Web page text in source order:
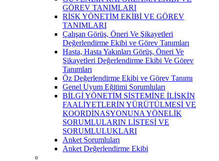
GÖREV TANIMLARI
RİSK YÖNETİM EKİBİ VE GÖREV
TANIMLARI
Çalışan Görüş, Öneri Ve Şikayetleri
Değerlendirme Ekibi ve Görev Tanımları
Hasta, Hasta Yakınları Görüş, Öneri Ve
Şikayetleri Değerlendirme Ekibi Ve Görev
Tanımları
Öz Değerlendirme Ekibi ve Görev Tanımı
Genel Uyum Eğitimi Sorumluları
BİLGİ YÖNETİM SİSTEMİNE İLİŞKİN
FAALİYETLERİN YÜRÜTÜLMESİ VE
KOORDİNASYONUNA YÖNELİK
SORUMLULARIN LİSTESİ VE
SORUMLULUKLARI
Anket Sorumluları
Anket Değerlendirme Ekibi